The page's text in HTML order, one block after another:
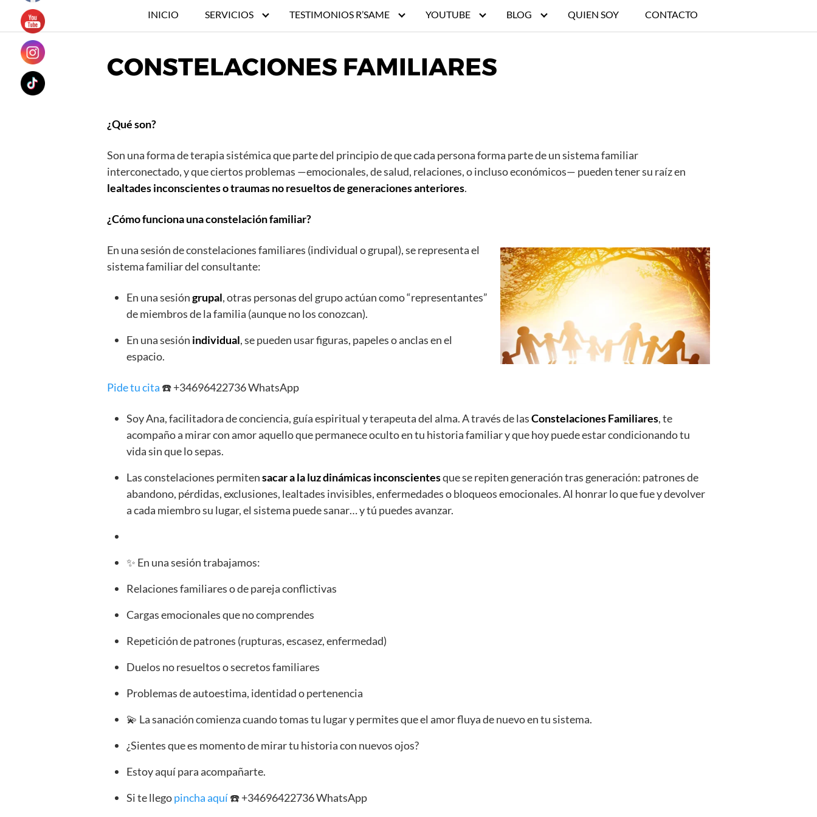
INICIO SERVICIOS TESTIMONIOS R’SAME YOUTUBE BLOG QUIEN SOY CONTACTO
CONSTELACIONES FAMILIARES
¿Qué son?
Son una forma de terapia sistémica que parte del principio de que cada persona forma parte de un sistema familiar
interconectado, y que ciertos problemas —emocionales, de salud, relaciones, o incluso económicos— pueden tener su raíz en
lealtades inconscientes o traumas no resueltos de generaciones anteriores.
¿Cómo funciona una constelación familiar?
En una sesión de constelaciones familiares (individual o grupal), se representa el
sistema familiar del consultante:
En una sesióngrupal, otras personas del grupo actúan como “representantes”
de miembros de la familia (aunque no los conozcan).
En una sesión individual, se pueden usar figuras, papeles o anclas en el
espacio.
Pide tu cita ☎️ +34696422736 WhatsApp
Soy Ana, facilitadora de conciencia, guía espiritual y terapeuta del alma. A través de lasConstelaciones Familiares, te
acompaño a mirar con amor aquello que permanece oculto en tu historia familiar y que hoy puede estar condicionando tu
vida sin que lo sepas.
Las constelaciones permitensacar a la luz dinámicas inconscientesque se repiten generación tras generación: patrones de
abandono, pérdidas, exclusiones, lealtades invisibles, enfermedades o bloqueos emocionales. Al honrar lo que fue y devolver
a cada miembro su lugar, el sistema puede sanar… y tú puedes avanzar.
✨ En una sesión trabajamos:
Relaciones familiares o de pareja conflictivas
Cargas emocionales que no comprendes
Repetición de patrones (rupturas, escasez, enfermedad)
Duelos no resueltos o secretos familiares
Problemas de autoestima, identidad o pertenencia
💫 La sanación comienza cuando tomas tu lugar y permites que el amor fluya de nuevo en tu sistema.
¿Sientes que es momento de mirar tu historia con nuevos ojos?
Estoy aquí para acompañarte.
Si te llegopincha aquí☎️ +34696422736 WhatsApp